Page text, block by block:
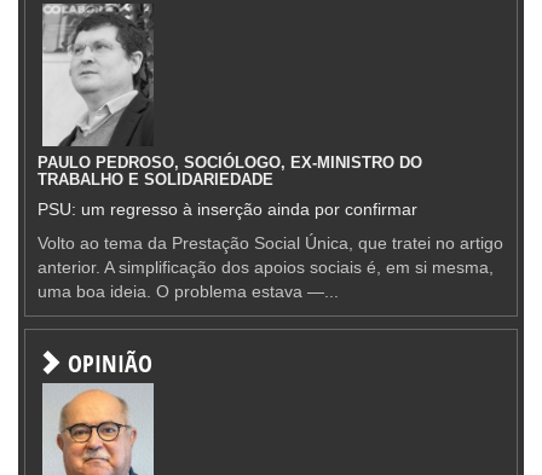
PAULO PEDROSO, SOCIÓLOGO, EX-MINISTRO DO
TRABALHO E SOLIDARIEDADE
PSU: um regresso à inserção ainda por confirmar
Volto ao tema da Prestação Social Única, que tratei no artigo
anterior. A simplificação dos apoios sociais é, em si mesma,
uma boa ideia. O problema estava —...
OPINIÃO